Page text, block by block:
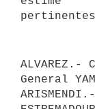
ALVAREZ.-
General
ARISMENDI.-